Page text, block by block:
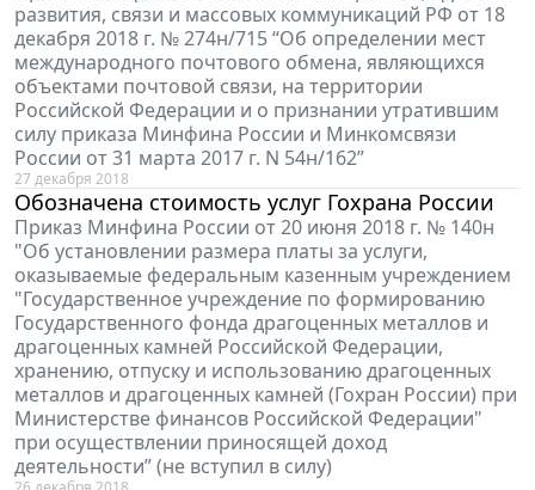
развития, связи и массовых коммуникаций РФ от 18
декабря 2018 г. № 274н/715 “Об определении мест
международного почтового обмена, являющихся
объектами почтовой связи, на территории
Российской Федерации и о признании утратившим
силу приказа Минфина России и Минкомсвязи
России от 31 марта 2017 г. N 54н/162”
27 декабря 2018
Обозначена стоимость услуг Гохрана России
Приказ Минфина России от 20 июня 2018 г. № 140н
"Об установлении размера платы за услуги,
оказываемые федеральным казенным учреждением
"Государственное учреждение по формированию
Государственного фонда драгоценных металлов и
драгоценных камней Российской Федерации,
хранению, отпуску и использованию драгоценных
металлов и драгоценных камней (Гохран России) при
Министерстве финансов Российской Федерации"
при осуществлении приносящей доход
деятельности” (не вступил в силу)